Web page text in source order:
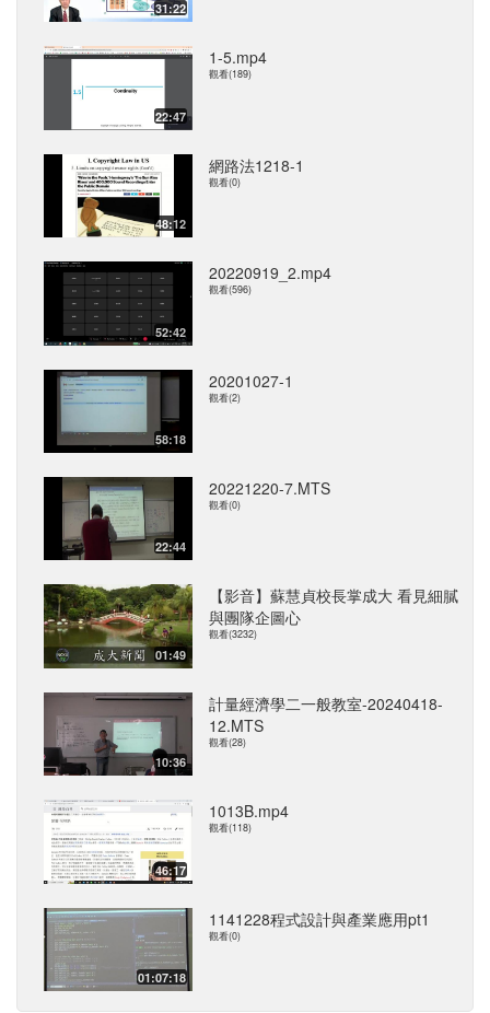
31:22
22:47
1-5.mp4
觀看(189)
48:12
網路法1218-1
觀看(0)
52:42
20220919_2.mp4
觀看(596)
58:18
20201027-1
觀看(2)
22:44
20221220-7.MTS
觀看(0)
01:49
【影音】蘇慧貞校長掌成大 看見細膩
與團隊企圖心
觀看(3232)
10:36
計量經濟學二一般教室-20240418-
12.MTS
觀看(28)
46:17
1013B.mp4
觀看(118)
01:07:18
1141228程式設計與產業應用pt1
觀看(0)